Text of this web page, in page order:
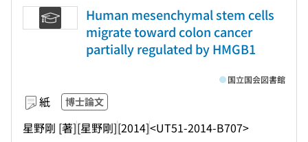
Human mesenchymal stem cells
migrate toward colon cancer
partially regulated by HMGB1
紙 博士論文
星野剛 [著][星野剛][2014]<UT51-2014-B707>
国立国会図書館